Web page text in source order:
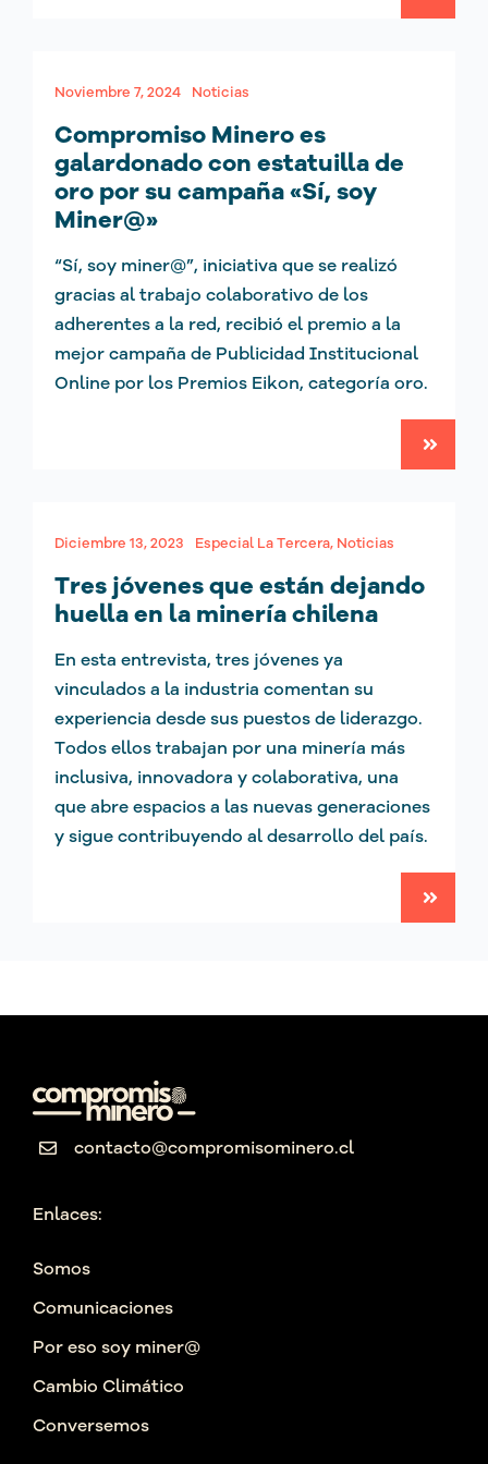
Noviembre 7, 2024 Noticias
Compromiso Minero es
galardonado con estatuilla de
oro por su campaña «Sí, soy
Miner@»
“Sí, soy miner@”, iniciativa que se realizó
gracias al trabajo colaborativo de los
adherentes a la red, recibió el premio a la
mejor campaña de Publicidad Institucional
Online por los Premios Eikon, categoría oro.
Diciembre 13, 2023 Especial La Tercera, Noticias
Tres jóvenes que están dejando
huella en la minería chilena
En esta entrevista, tres jóvenes ya
vinculados a la industria comentan su
experiencia desde sus puestos de liderazgo.
Todos ellos trabajan por una minería más
inclusiva, innovadora y colaborativa, una
que abre espacios a las nuevas generaciones
y sigue contribuyendo al desarrollo del país.
contacto@compromisominero.cl
Enlaces:
Somos
Comunicaciones
Por eso soy miner@
Cambio Climático
Conversemos